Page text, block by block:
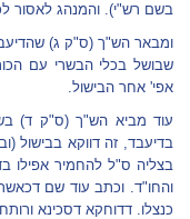
בשם רש"י). והמנהג לאסור
ומבאר הש"ך (ס"ק ג)
שבושל בכלי הבשרי עם
אפי' אחר הבישול.
עוד מביא הש"ך (ס"ק ד)
בצליה ס"ל להחמיר אפילו
והחו"ד. וכתב עוד שם
כנצלו. דדוחקא דסכינא